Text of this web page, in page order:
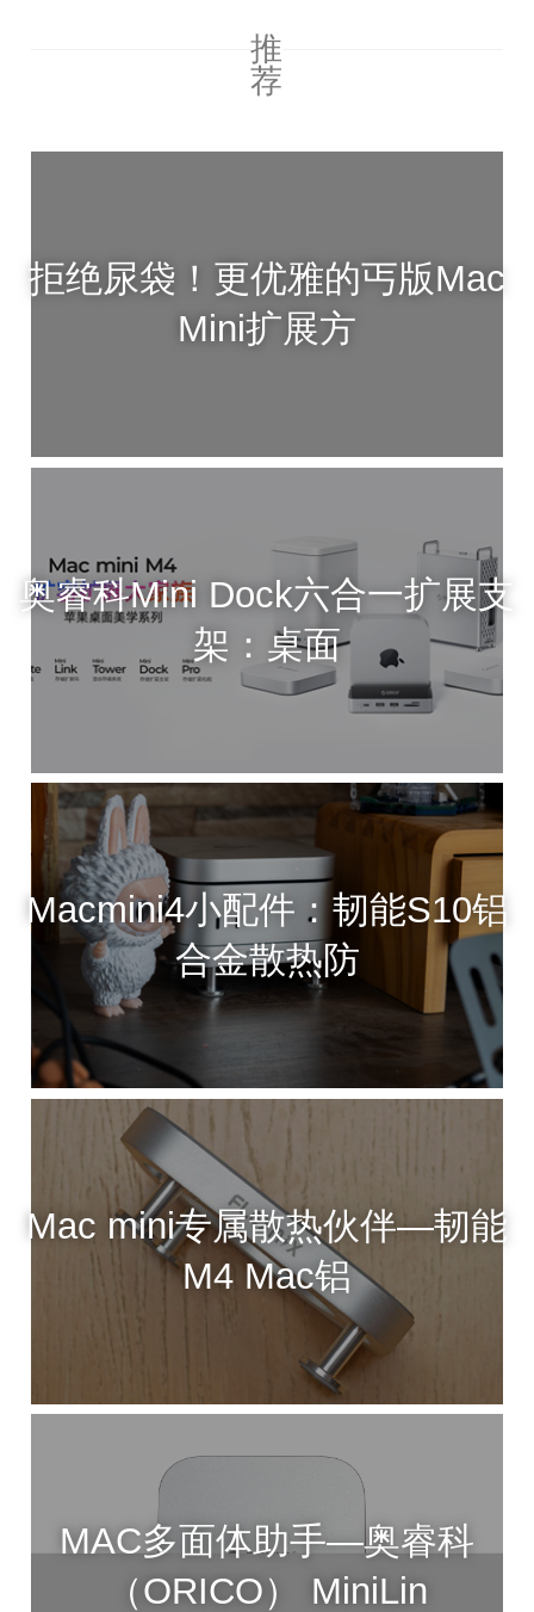
推
荐
拒绝尿袋！更优雅的丐版Mac
Mini扩展方
奥睿科Mini Dock六合一扩展支
架：桌面
Macmini4小配件：韧能S10铝
合金散热防
Mac mini专属散热伙伴—韧能
M4 Mac铝
MAC多面体助手—奥睿科
（ORICO） MiniLin